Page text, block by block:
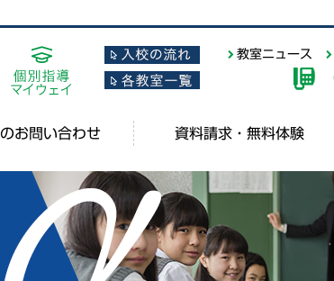
教室ニュース
お問い合わせ 資料請求・無料体験